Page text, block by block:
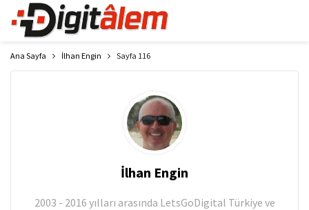
Ana Sayfa İlhan Engin Sayfa 116
İlhan Engin
2003 - 2016 yılları arasında LetsGoDigital Türkiye ve